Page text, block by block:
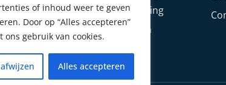
of inhoud weer te geven
Door op “Alles accepteren”
gebruik van cookies.
Alles accepteren
Verwarming
Sensoren